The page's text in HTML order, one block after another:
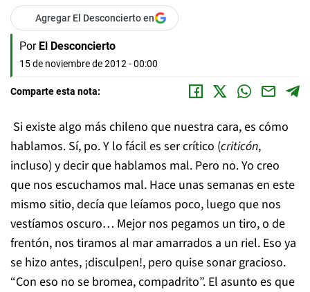
Agregar El Desconcierto en
Por El Desconcierto
15 de noviembre de 2012 - 00:00
Comparte esta nota:
Si existe algo más chileno que nuestra cara, es cómo
hablamos. Sí, po. Y lo fácil es ser crítico (criticón,
incluso) y decir que hablamos mal. Pero no. Yo creo
que nos escuchamos mal. Hace unas semanas en este
mismo sitio, decía que leíamos poco, luego que nos
vestíamos oscuro… Mejor nos pegamos un tiro, o de
frentón, nos tiramos al mar amarrados a un riel. Eso ya
se hizo antes, ¡disculpen!, pero quise sonar gracioso.
“Con eso no se bromea, compadrito”. El asunto es que